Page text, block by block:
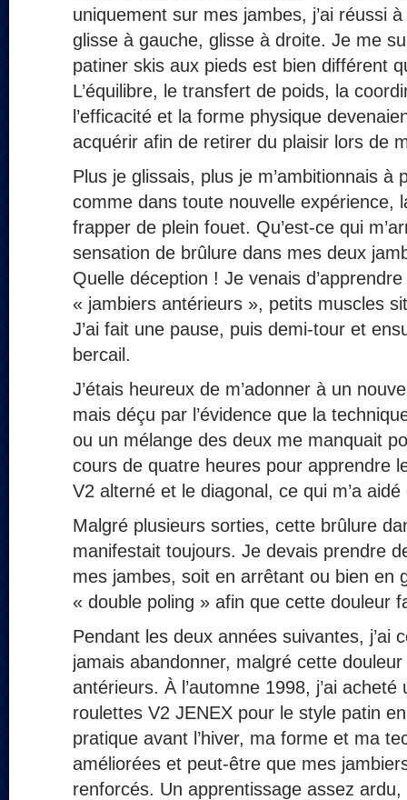
uniquement sur mes jambes, j’ai réussi
glisse à gauche, glisse à droite. Je me
patiner skis aux pieds est bien différent
L’équilibre, le transfert de poids, la
l’efficacité et la forme physique
acquérir afin de retirer du plaisir lors de
Plus je glissais, plus je m’ambitionnais à
comme dans toute nouvelle expérience,
frapper de plein fouet. Qu’est-ce qui
sensation de brûlure dans mes deux
Quelle déception ! Je venais
« jambiers antérieurs », petits muscles
J’ai fait une pause, puis demi-tour et
bercail.
J’étais heureux de m’adonner à un
mais déçu par l’évidence que la
ou un mélange des deux me manquait
cours de quatre heures pour apprendre
V2 alterné et le diagonal, ce qui m’a
Malgré plusieurs sorties, cette brûlure
manifestait toujours. Je devais prendre
mes jambes, soit en arrêtant ou bien en
« double poling » afin que cette douleur
Pendant les deux années suivantes, j’ai
jamais abandonner, malgré cette
antérieurs. À l’automne 1998, j’ai
roulettes V2 JENEX pour le style patin
pratique avant l’hiver, ma forme et ma
améliorées et peut-être que mes
renforcés. Un apprentissage assez ardu,